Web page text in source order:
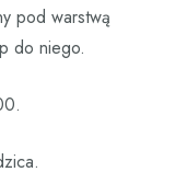
pod warstwą
do niego.